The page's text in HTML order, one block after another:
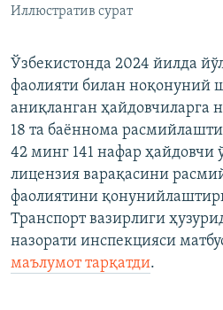
Иллюстратив сурат
Ўзбекистонда 2024 йилда
фаолияти билан ноқонуний
аниқланган ҳайдовчиларга
18 та баённома
42 минг 141 нафар ҳайдовчи
лицензия варақасини
фаолиятини
Транспорт вазирлиги
назорати инспекцияси
маълумот тарқатди.